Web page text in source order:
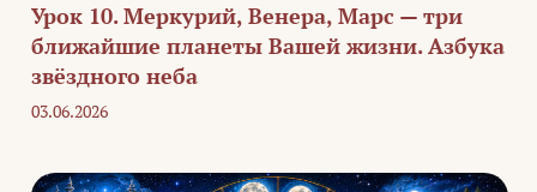
Урок 10. Меркурий, Венера, Марс — три
ближайшие планеты Вашей жизни. Азбука
звёздного неба
03.06.2026